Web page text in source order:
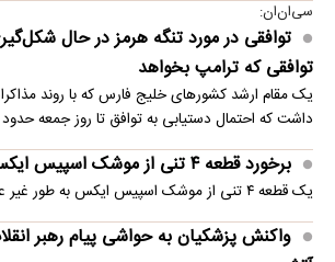
سی‌ان‌ان:
توافقی در مورد تنگه هرمز در حال
توافقی که ترامپ بخواهد
یک مقام ارشد کشورهای خلیج فارس که با روند
داشت که احتمال دستیابی به توافق تا روز جمعه حدود ۵۰ به…
برخورد قطعه ۴ تنی از موشک اسپیس ایکس به ماه
یک قطعه ۴ تنی از موشک اسپیس ایکس به طور غیر عمد به ماه برخورد کرد.
واکنش پزشکیان به حواشی پیام رهبر